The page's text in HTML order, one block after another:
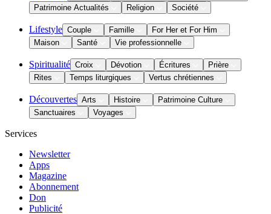
Patrimoine Actualités
Religion Société
Lifestyle Couple Famille
For Her et For Him
Maison
Santé Vie professionnelle
Spiritualité Croix Dévotion Écritures
Prière
Rites
Temps liturgiques Vertus chrétiennes
Découvertes Arts Histoire
Patrimoine Culture
Sanctuaires
Voyages
Services
Newsletter
Apps
Magazine
Abonnement
Don
Publicité